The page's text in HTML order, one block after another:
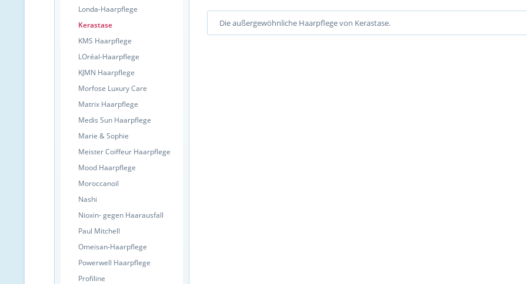
Londa-Haarpflege
Kerastase
KMS Haarpflege
LOréal-Haarpflege
KJMN Haarpflege
Morfose Luxury Care
Matrix Haarpflege
Medis Sun Haarpflege
Marie & Sophie
Meister Coiffeur Haarpflege
Mood Haarpflege
Moroccanoil
Nashi
Nioxin- gegen Haarausfall
Paul Mitchell
Omeisan-Haarpflege
Powerwell Haarpflege
Profiline
Die außergewöhnliche Haarpflege von Kerastase.